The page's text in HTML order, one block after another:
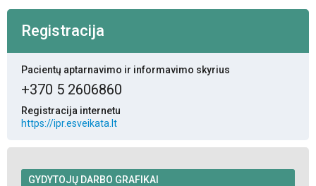
Registracija
Pacientų aptarnavimo ir informavimo skyrius
+370 5 2606860
Registracija internetu
https://ipr.esveikata.lt
GYDYTOJŲ DARBO GRAFIKAI